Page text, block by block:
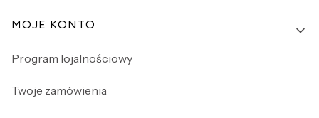
Linki w stopce
MOJE KONTO
Program lojalnościowy
Twoje zamówienia